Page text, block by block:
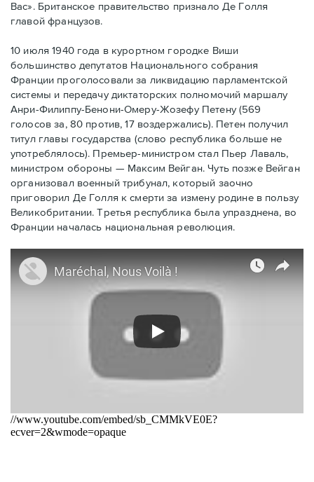
Вас». Британское правительство признало Де Голля
главой французов.
10 июля 1940 года в курортном городке Виши
большинство депутатов Национального собрания
Франции проголосовали за ликвидацию парламентской
системы и передачу диктаторских полномочий маршалу
Анри-Филиппу-Бенони-Омеру-Жозефу Петену (569
голосов за, 80 против, 17 воздержались). Петен получил
титул главы государства (слово республика больше не
употреблялось). Премьер-министром стал Пьер Лаваль,
министром обороны — Максим Вейган. Чуть позже Вейган
организовал военный трибунал, который заочно
приговорил Де Голля к смерти за измену родине в пользу
Великобритании. Третья республика была упразднена, во
Франции началась национальная революция.